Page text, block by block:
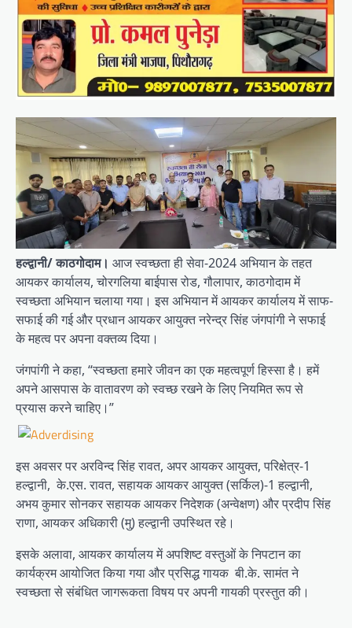
हल्द्वानी/ काठगोदाम। आज स्वच्छता ही सेवा-2024 अभियान के तहत
आयकर कार्यालय, चोरगलिया बाईपास रोड, गौलापार, काठगोदाम में
स्वच्छता अभियान चलाया गया। इस अभियान में आयकर कार्यालय में साफ-
सफाई की गई और प्रधान आयकर आयुक्त नरेन्द्र सिंह जंगपांगी ने सफाई
के महत्व पर अपना वक्तव्य दिया।
जंगपांगी ने कहा, “स्वच्छता हमारे जीवन का एक महत्वपूर्ण हिस्सा है। हमें
अपने आसपास के वातावरण को स्वच्छ रखने के लिए नियमित रूप से
प्रयास करने चाहिए।”
इस अवसर पर अरविन्द सिंह रावत, अपर आयकर आयुक्त, परिक्षेत्र-1
हल्द्वानी, के.एस. रावत, सहायक आयकर आयुक्त (सर्किल)-1 हल्द्वानी,
अभय कुमार सोनकर सहायक आयकर निदेशक (अन्वेक्षण) और प्रदीप सिंह
राणा, आयकर अधिकारी (मु) हल्द्वानी उपस्थित रहे।
इसके अलावा, आयकर कार्यालय में अपशिष्ट वस्तुओं के निपटान का
कार्यक्रम आयोजित किया गया और प्रसिद्ध गायक बी.के. सामंत ने
स्वच्छता से संबंधित जागरूकता विषय पर अपनी गायकी प्रस्तुत की।